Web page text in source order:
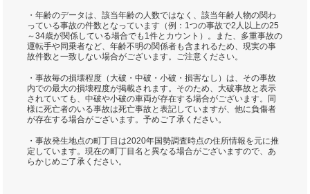
・年齢のデータは、該当年齢の人数ではなく、該当年齢人物の関わ
っている事故の件数となっています（例：1つの事故で2人以上の25
～34歳が関係している場合でも1件とカウント）。また、多重事故の
運転手や同乗者など、年齢不明の関係者も含まれるため、現実の事
故件数と一致しない場合がございます。ご注意ください。
・事故毎の損壊程度（大破・中破・小破・損害なし）は、その事故
内での最大の損壊程度が掲載されます。そのため、大破事故と表示
されていても、中破や小破の車両が存在する場合がございます。同
様に死亡者のいる事故は死亡事故と表記していますが、他に負傷者
が存在する場合がございます。予めご了承ください。
・事故発生地点の町丁目は2020年国勢調査時点の住所情報を元に推
定しています。現在の町丁目名と異なる場合がございますので、あ
らかじめご了承ください。